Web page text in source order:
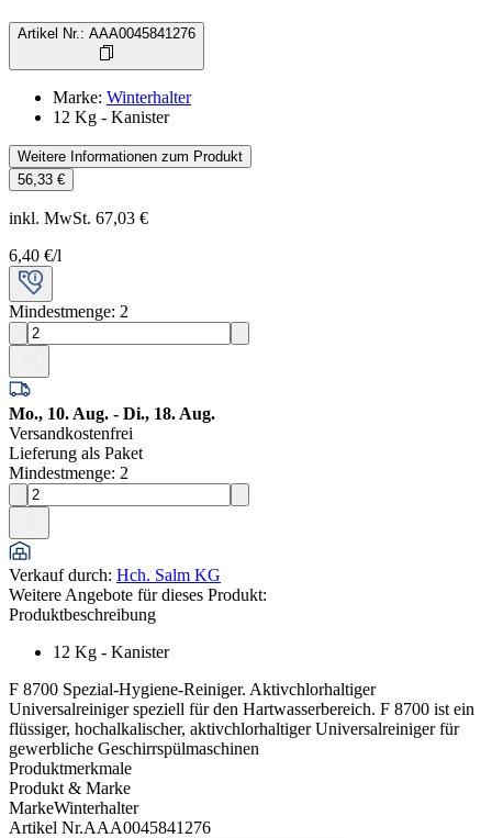
Artikel Nr. : AAA0045841276
Marke: Winterhalter
12 Kg - Kanister
Weitere Informationen zum Produkt
56,33 €
inkl. MwSt. 67,03 €
6,40 €/l
Mindestmenge: 2
Mo., 10. Aug. - Di., 18. Aug.
Versandkostenfrei
Lieferung als Paket
Mindestmenge: 2
Verkauf durch: Hch. Salm KG
Weitere Angebote für dieses Produkt:
Produktbeschreibung
12 Kg - Kanister
F 8700 Spezial-Hygiene-Reiniger. Aktivchlorhaltiger
Universalreiniger speziell für den Hartwasserbereich. F 8700 ist ein
flüssiger, hochalkalischer, aktivchlorhaltiger Universalreiniger für
gewerbliche Geschirrspülmaschinen
Produktmerkmale
Produkt & Marke
MarkeWinterhalter
Artikel Nr.AAA0045841276